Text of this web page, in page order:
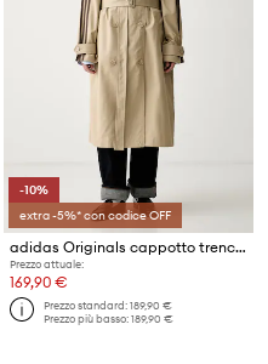
-10%
extra -5%* con codice OFF
adidas Originals cappotto trench da donna
Prezzo attuale:
169,90 €
Prezzo standard:189,90 €
Prezzo più basso:189,90 €